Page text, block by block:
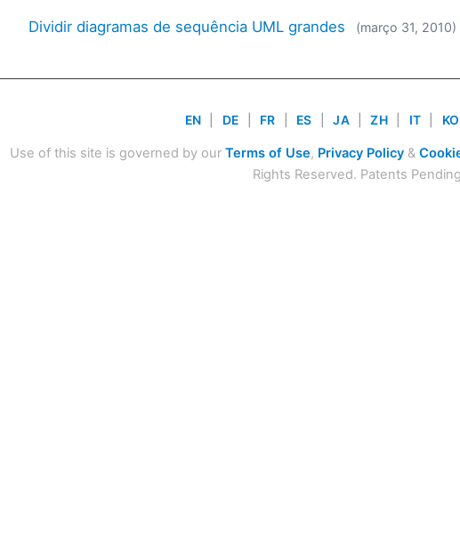
Dividir diagramas de sequência UML grandes (março 31, 2010)
EN DE FR ES JA ZH IT KO
Use of this site is governed by our Terms of Use, Privacy Policy&
Rights Reserved. Patents